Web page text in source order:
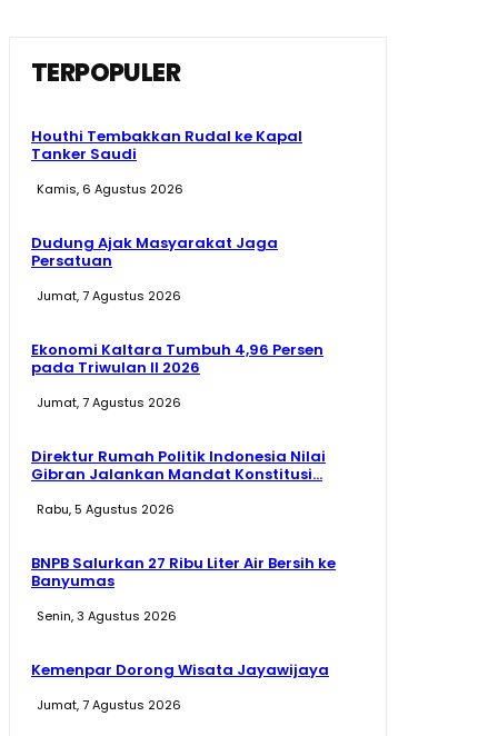
TERPOPULER
Houthi Tembakkan Rudal ke Kapal
Tanker Saudi
Kamis, 6 Agustus 2026
Dudung Ajak Masyarakat Jaga
Persatuan
Jumat, 7 Agustus 2026
Ekonomi Kaltara Tumbuh 4,96 Persen
pada Triwulan II 2026
Jumat, 7 Agustus 2026
Direktur Rumah Politik Indonesia Nilai
Gibran Jalankan Mandat Konstitusi...
Rabu, 5 Agustus 2026
BNPB Salurkan 27 Ribu Liter Air Bersih ke
Banyumas
Senin, 3 Agustus 2026
Kemenpar Dorong Wisata Jayawijaya
Jumat, 7 Agustus 2026